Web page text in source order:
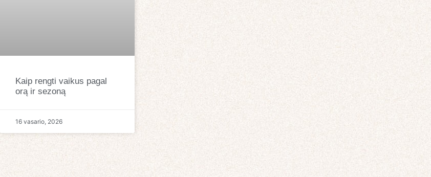
Kaip rengti vaikus pagal
orą ir sezoną
16 vasario, 2026